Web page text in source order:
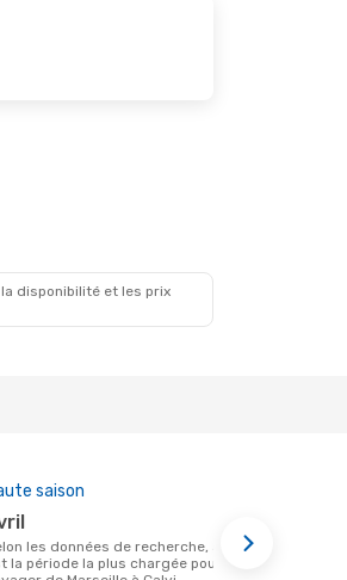
disponibilité et les prix
saison
la période la plus chargée pour